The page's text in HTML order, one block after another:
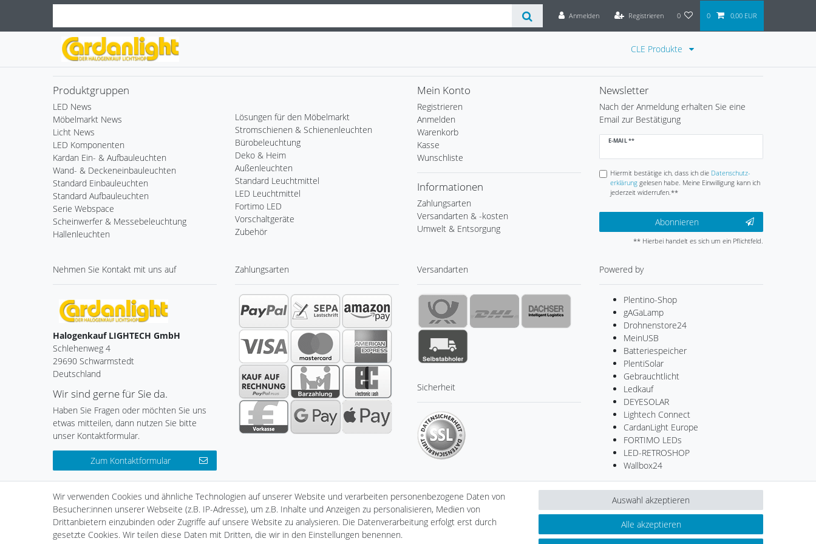
Anmelden Registrieren 0 0 0,00 EUR
CLE Produkte
Produktgruppen
LED News
Möbelmarkt News
Licht News
LED Komponenten
Kardan Ein- & Aufbauleuchten
Wand- & Deckeneinbauleuchten
Standard Einbauleuchten
Standard Aufbauleuchten
Serie Webspace
Scheinwerfer & Messebeleuchtung
Hallenleuchten
Lösungen für den Möbelmarkt
Stromschienen & Schienenleuchten
Bürobeleuchtung
Deko & Heim
Außenleuchten
Standard Leuchtmittel
LED Leuchtmittel
Fortimo LED
Vorschaltgeräte
Zubehör
Mein Konto
Registrieren
Anmelden
Warenkorb
Kasse
Wunschliste
Informationen
Zahlungsarten
Versandarten & -kosten
Umwelt & Entsorgung
Newsletter
Nach der Anmeldung erhalten Sie eine
Email zur Bestätigung
E-MAIL **
Newsletter
Hiermit bestätige ich, dass ich die Daten­schutz­
erklärunggelesen habe. Meine Einwilligung kann ich
jederzeit widerrufen.**
Abonnieren
** Hierbei handelt es sich um ein Pflichtfeld.
Nehmen Sie Kontakt mit uns auf
Halogenkauf LIGHTECH GmbH
Schlehenweg 4
29690 Schwarmstedt
Deutschland
Wir sind gerne für Sie da.
Haben Sie Fragen oder möchten Sie uns
etwas mitteilen, dann nutzen Sie bitte
unser Kontaktformular.
Zum Kontaktformular
Zahlungsarten Versandarten
Sicherheit
Powered by
Plentino-Shop
gAGaLamp
Drohnenstore24
MeinUSB
Batteriespeicher
PlentiSolar
Gebrauchtlicht
Ledkauf
DEYESOLAR
Lightech Connect
CardanLight Europe
FORTIMO LEDs
LED-RETROSHOP
Wallbox24
Impressum Daten­schutz­erklärung AGB Barrierefreiheitserklärung Widerrufs­recht Vertrag widerrufen Kontakt
Wir verwenden Cookies und ähnliche Technologien auf unserer Website und verarbeiten personenbezogene Daten von
Besucher:innen unserer Webseite (z.B. IP-Adresse), um z.B. Inhalte und Anzeigen zu personalisieren, Medien von
Drittanbietern einzubinden oder Zugriffe auf unsere Website zu analysieren. Die Datenverarbeitung erfolgt erst durch
gesetzte Cookies. Wir teilen diese Daten mit Dritten, die wir in den Einstellungen benennen.
Alle akzeptieren
Auswahl akzeptieren